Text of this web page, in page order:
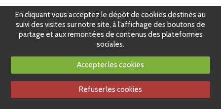
En cliquant vous acceptez le dépôt de cookies destinés au
suivi des visites sur notre site, à l'affichage des boutons de
partage et aux remontées de contenus des plateformes
sociales.
Accepter les cookies
Refuser les cookies